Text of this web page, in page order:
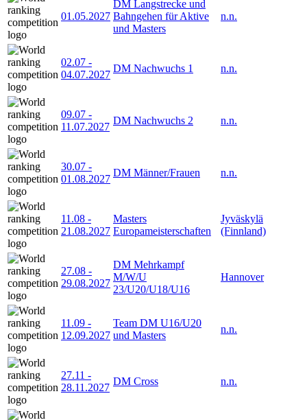
01.05.2027
DM Langstrecke und
Bahngehen für Aktive
und Masters
n.n.
02.07 -
04.07.2027
DM Nachwuchs 1 n.n.
09.07 -
11.07.2027
DM Nachwuchs 2 n.n.
30.07 -
01.08.2027
DM Männer/Frauen n.n.
11.08 -
21.08.2027
Masters
Europameisterschaften
Jyväskylä
(Finnland)
27.08 -
29.08.2027
DM Mehrkampf
M/W/U
23/U20/U18/U16
Hannover
11.09 -
12.09.2027
Team DM U16/U20
und Masters
n.n.
27.11 -
28.11.2027
DM Cross n.n.